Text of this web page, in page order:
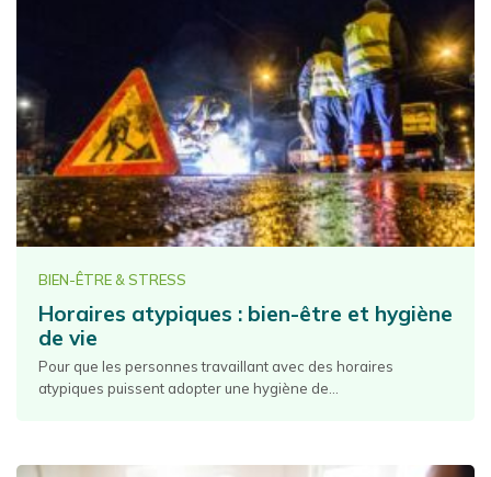
BIEN-ÊTRE & STRESS
Horaires atypiques : bien-être et hygiène
de vie
Pour que les personnes travaillant avec des horaires
atypiques puissent adopter une hygiène de...